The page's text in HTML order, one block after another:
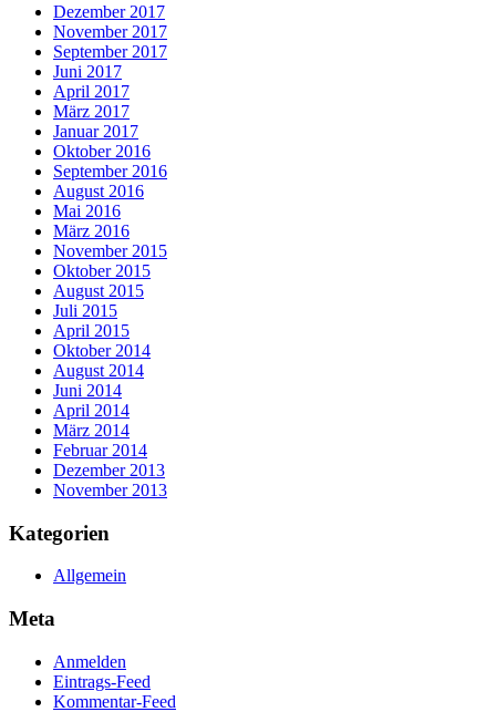
Dezember 2017
November 2017
September 2017
Juni 2017
April 2017
März 2017
Januar 2017
Oktober 2016
September 2016
August 2016
Mai 2016
März 2016
November 2015
Oktober 2015
August 2015
Juli 2015
April 2015
Oktober 2014
August 2014
Juni 2014
April 2014
März 2014
Februar 2014
Dezember 2013
November 2013
Kategorien
Allgemein
Meta
Anmelden
Eintrags-Feed
Kommentar-Feed